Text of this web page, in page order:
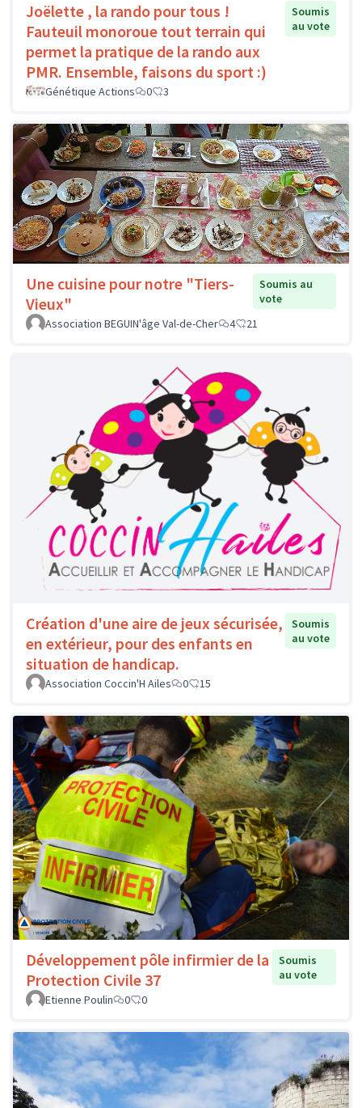
Joëlette , la rando pour tous !
Fauteuil monoroue tout terrain qui
permet la pratique de la rando aux
PMR. Ensemble, faisons du sport :)
Soumis
au vote
Génétique Actions 0 3
Une cuisine pour notre "Tiers-
Vieux"
Soumis au
vote
Association BEGUIN'âge Val-de-Cher
4 21
Création d'une aire de jeux sécurisée,
en extérieur, pour des enfants en
situation de handicap.
Soumis
au vote
Association Coccin'H Ailes 0 15
Développement pôle infirmier de la
Protection Civile 37
Soumis
au vote
Etienne Poulin
0 0